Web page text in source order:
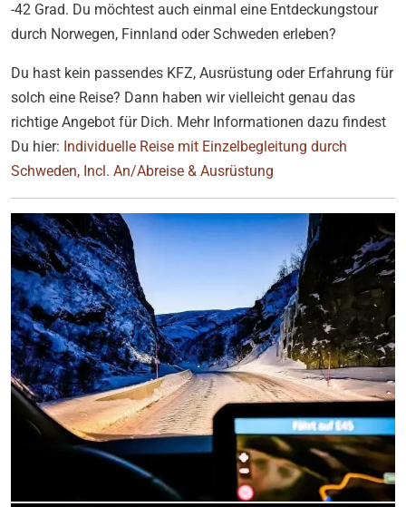
-42 Grad. Du möchtest auch einmal eine Entdeckungstour
durch Norwegen, Finnland oder Schweden erleben?
Du hast kein passendes KFZ, Ausrüstung oder Erfahrung für
solch eine Reise? Dann haben wir vielleicht genau das
richtige Angebot für Dich. Mehr Informationen dazu findest
Du hier: Individuelle Reise mit Einzelbegleitung durch
Schweden, Incl. An/Abreise & Ausrüstung